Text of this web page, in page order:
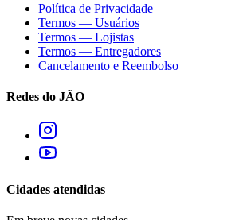
Política de Privacidade
Termos — Usuários
Termos — Lojistas
Termos — Entregadores
Cancelamento e Reembolso
Redes do JÃO
Cidades atendidas